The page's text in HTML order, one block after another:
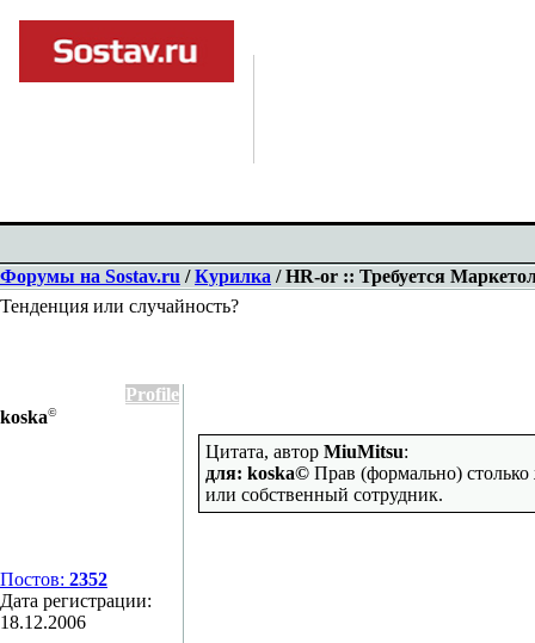
Форумы на Sostav.ru /Курилка / HR-or :: Требуется
Тенденция или случайность?
Profile
koska©
Постов: 2352
Дата регистрации:
18.12.2006
Цитата, автор MiuMitsu:
для: koska© Прав (формально)
или собственный сотрудник.